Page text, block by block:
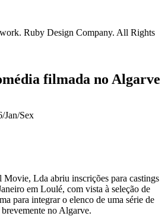
Ruby Design Company. All Rights
filmada no Algarve
Jan/Sex
Lda abriu inscrições para castings
em Loulé, com vista à seleção de
para integrar o elenco de uma série de
no Algarve.